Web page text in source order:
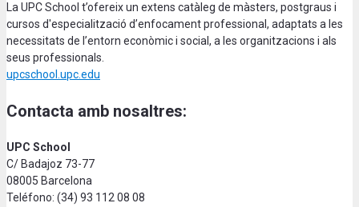
La UPC School t’ofereix un extens catàleg de màsters, postgraus i
cursos d'especialització d’enfocament professional, adaptats a les
necessitats de l’entorn econòmic i social, a les organitzacions i als
seus professionals.
upcschool.upc.edu
Contacta amb nosaltres:
UPC School
C/ Badajoz 73-77
08005 Barcelona
Teléfono: (34) 93 112 08 08